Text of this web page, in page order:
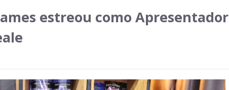
estreou como Apresentador